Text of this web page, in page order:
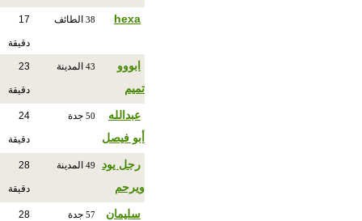
hexa
38 الطائف 17
دقيقة
ابووو
تميم
43 المدينة 23
دقيقة
عبدالله
أبو فيصل
50 جدة 24
دقيقة
رجل يود
ويرحم
49 المدينة 28
دقيقة
سليمان
57 جدة 28